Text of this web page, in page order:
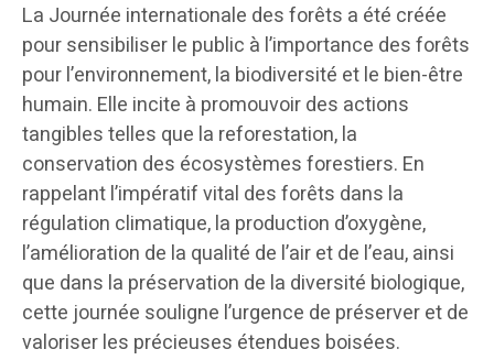
La Journée internationale des forêts a été créée
pour sensibiliser le public à l’importance des forêts
pour l’environnement, la biodiversité et le bien-être
humain. Elle incite à promouvoir des actions
tangibles telles que la reforestation, la
conservation des écosystèmes forestiers. En
rappelant l’impératif vital des forêts dans la
régulation climatique, la production d’oxygène,
l’amélioration de la qualité de l’air et de l’eau, ainsi
que dans la préservation de la diversité biologique,
cette journée souligne l’urgence de préserver et de
valoriser les précieuses étendues boisées.